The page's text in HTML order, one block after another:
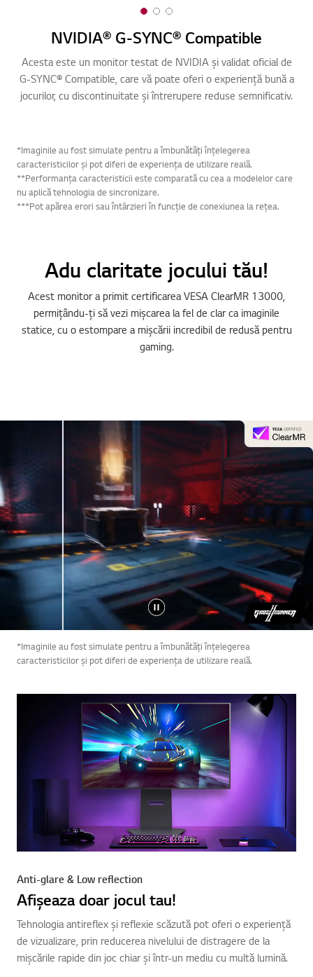
NVIDIA® G-SYNC® Compatible
Acesta este un monitor testat de NVIDIA și validat oficial de
G-SYNC® Compatible, care vă poate oferi o experiență bună a
jocurilor, cu discontinuitate și întrerupere reduse semnificativ.
1
o
3
2
o
3
3
o
3
*Imaginile au fost simulate pentru a îmbunătăți înțelegerea
caracteristicilor și pot diferi de experiența de utilizare reală.
**Performanța caracteristicii este comparată cu cea a modelelor care
nu aplică tehnologia de sincronizare.
***Pot apărea erori sau întârzieri în funcție de conexiunea la rețea.
Adu claritate jocului tău!
Acest monitor a primit certificarea VESA ClearMR 13000,
permițându-ți să vezi mișcarea la fel de clar ca imaginile
statice, cu o estompare a mișcării incredibil de redusă pentru
gaming.
*Imaginile au fost simulate pentru a îmbunătăți înțelegerea
caracteristicilor și pot diferi de experiența de utilizare reală.
Anti-glare & Low reflection
Afișeaza doar jocul tau!
Tehnologia antireflex și reflexie scăzută pot oferi o experiență
de vizualizare, prin reducerea nivelului de distragere de la
mișcările rapide din joc chiar și într-un mediu cu multă lumină.